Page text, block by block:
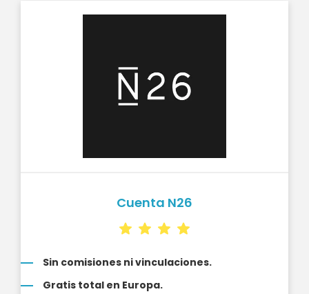
Cuenta N26
Sin comisiones ni vinculaciones.
Gratis total en Europa.